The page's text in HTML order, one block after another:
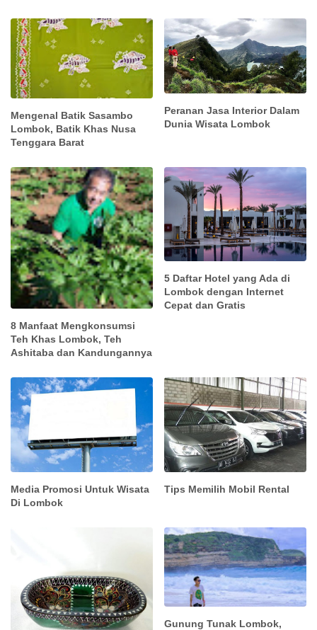
Mengenal Batik Sasambo
Lombok, Batik Khas Nusa
Tenggara Barat
Peranan Jasa Interior Dalam
Dunia Wisata Lombok
8 Manfaat Mengkonsumsi
Teh Khas Lombok, Teh
Ashitaba dan Kandungannya
5 Daftar Hotel yang Ada di
Lombok dengan Internet
Cepat dan Gratis
Media Promosi Untuk Wisata
Di Lombok
Tips Memilih Mobil Rental
Gunung Tunak Lombok,